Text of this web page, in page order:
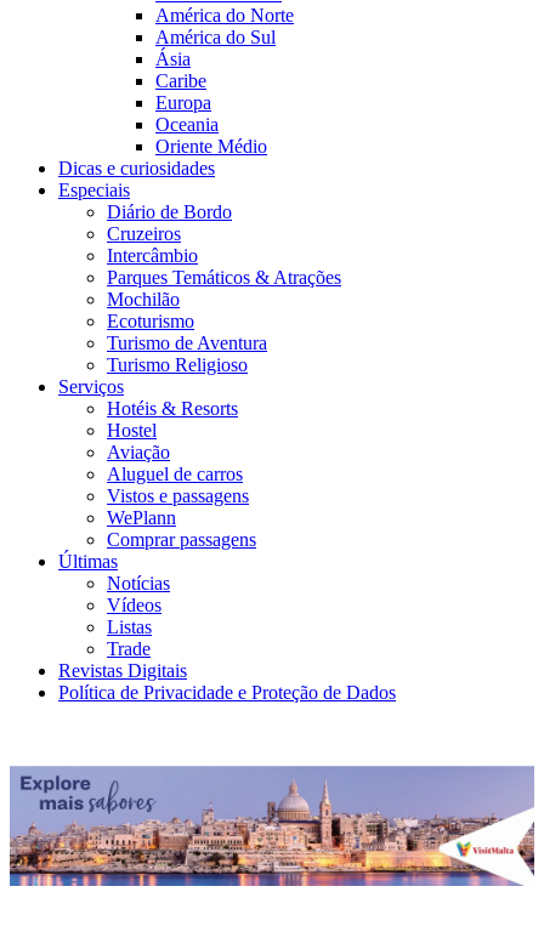
América do Norte
América do Sul
Ásia
Caribe
Europa
Oceania
Oriente Médio
Dicas e curiosidades
Especiais
Diário de Bordo
Cruzeiros
Intercâmbio
Parques Temáticos & Atrações
Mochilão
Ecoturismo
Turismo de Aventura
Turismo Religioso
Serviços
Hotéis & Resorts
Hostel
Aviação
Aluguel de carros
Vistos e passagens
WePlann
Comprar passagens
Últimas
Notícias
Vídeos
Listas
Trade
Revistas Digitais
Política de Privacidade e Proteção de Dados